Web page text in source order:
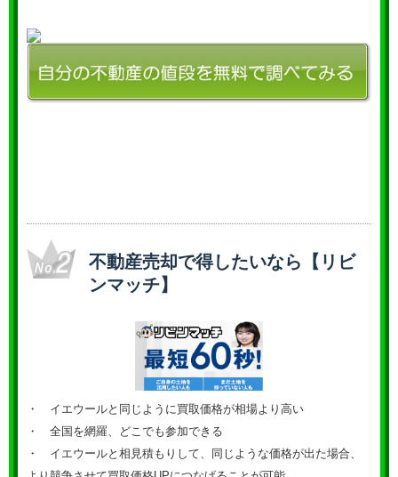
不動産売却で得したいなら【リビ
ンマッチ】
・ イエウールと同じように買取価格が相場より高い
・ 全国を網羅、どこでも参加できる
・ イエウールと相見積もりして、同じような価格が出た場合、